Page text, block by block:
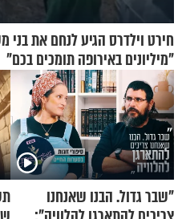
חירט וילדרס הגיע לנחם את
"מיליונים באירופה תומכים בכם"
"שבר גדול. הבנו שאנחנו